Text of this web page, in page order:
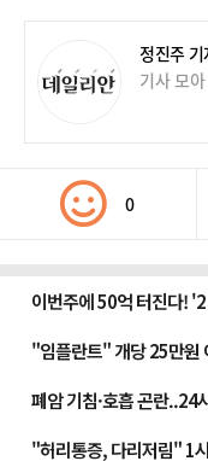
정진주 기
기사 모
0